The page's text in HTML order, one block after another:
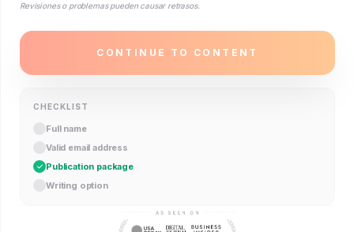
Revisiones o problemas pueden causar retrasos.
CONTINUE TO CONTENT
CHECKLIST
Full name
Valid email address
Publication package
Writing option